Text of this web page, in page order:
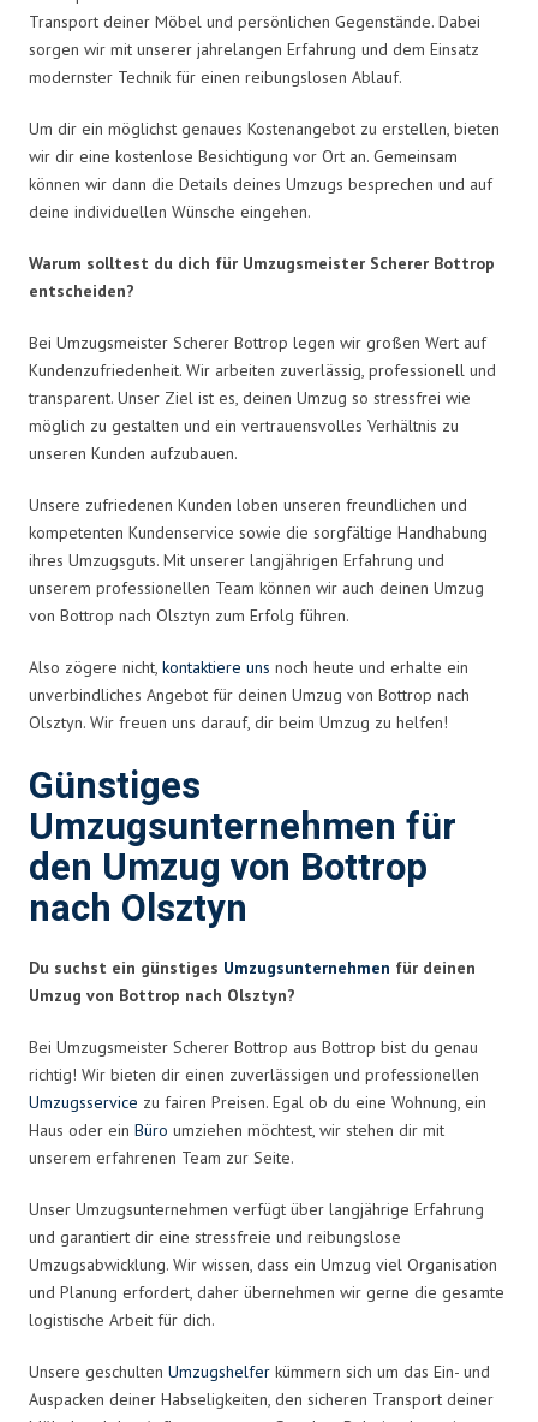
Transport deiner Möbel und persönlichen Gegenstände. Dabei
sorgen wir mit unserer jahrelangen Erfahrung und dem Einsatz
modernster Technik für einen reibungslosen Ablauf.
Um dir ein möglichst genaues Kostenangebot zu erstellen, bieten
wir dir eine kostenlose Besichtigung vor Ort an. Gemeinsam
können wir dann die Details deines Umzugs besprechen und auf
deine individuellen Wünsche eingehen.
Warum solltest du dich für Umzugsmeister Scherer Bottrop
entscheiden?
Bei Umzugsmeister Scherer Bottrop legen wir großen Wert auf
Kundenzufriedenheit. Wir arbeiten zuverlässig, professionell und
transparent. Unser Ziel ist es, deinen Umzug so stressfrei wie
möglich zu gestalten und ein vertrauensvolles Verhältnis zu
unseren Kunden aufzubauen.
Unsere zufriedenen Kunden loben unseren freundlichen und
kompetenten Kundenservice sowie die sorgfältige Handhabung
ihres Umzugsguts. Mit unserer langjährigen Erfahrung und
unserem professionellen Team können wir auch deinen Umzug
von Bottrop nach Olsztyn zum Erfolg führen.
Also zögere nicht, kontaktiere uns noch heute und erhalte ein
unverbindliches Angebot für deinen Umzug von Bottrop nach
Olsztyn. Wir freuen uns darauf, dir beim Umzug zu helfen!
Günstiges
Umzugsunternehmen für
den Umzug von Bottrop
nach Olsztyn
Du suchst ein günstiges Umzugsunternehmen für deinen
Umzug von Bottrop nach Olsztyn?
Bei Umzugsmeister Scherer Bottrop aus Bottrop bist du genau
richtig! Wir bieten dir einen zuverlässigen und professionellen
Umzugsservice zu fairen Preisen. Egal ob du eine Wohnung, ein
Haus oder ein Büro umziehen möchtest, wir stehen dir mit
unserem erfahrenen Team zur Seite.
Unser Umzugsunternehmen verfügt über langjährige Erfahrung
und garantiert dir eine stressfreie und reibungslose
Umzugsabwicklung. Wir wissen, dass ein Umzug viel Organisation
und Planung erfordert, daher übernehmen wir gerne die gesamte
logistische Arbeit für dich.
Unsere geschulten Umzugshelfer kümmern sich um das Ein- und
Auspacken deiner Habseligkeiten, den sicheren Transport deiner